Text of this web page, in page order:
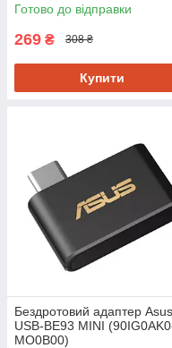
Готово до відправки
269 ₴ 308 ₴
Купити
Бездротовий адаптер Asus
USB-BE93 MINI
MO0B00)